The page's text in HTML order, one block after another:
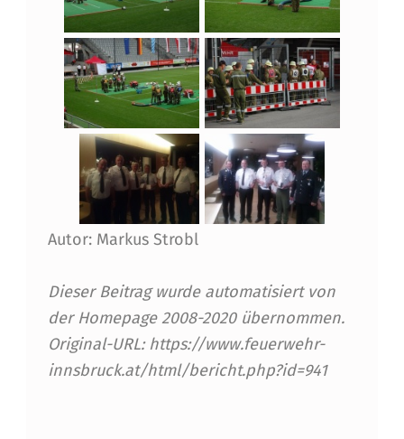
Autor: Markus Strobl
Dieser Beitrag wurde automatisiert von
der Homepage 2008-2020 übernommen.
Original-URL: https://www.feuerwehr-
innsbruck.at/html/bericht.php?id=941